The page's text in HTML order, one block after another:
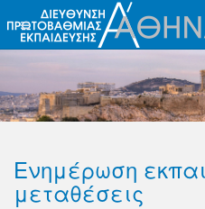
Ενημέρωση
μεταθέσεις